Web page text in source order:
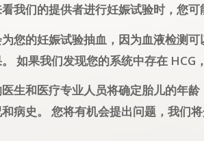
我们的提供者进行妊娠试验时，您
您的妊娠试验抽血，因为血液检测
如果我们发现您的系统中存在
生和医疗专业人员将确定胎儿的年
病史。 您将有机会提出问题，我们